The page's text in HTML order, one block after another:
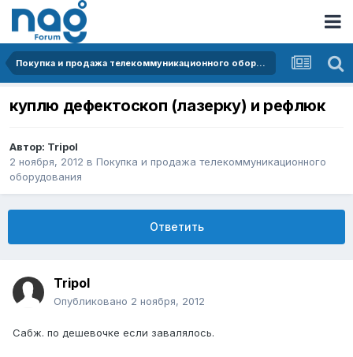
Покупка и продажа телекоммуникационного оборудования
куплю дефектоскоп (лазерку) и рефлюк
Автор: Tripol
2 ноября, 2012 в Покупка и продажа телекоммуникационного
оборудования
Ответить
Tripol
Опубликовано 2 ноября, 2012
Сабж. по дешевочке если завалялось.